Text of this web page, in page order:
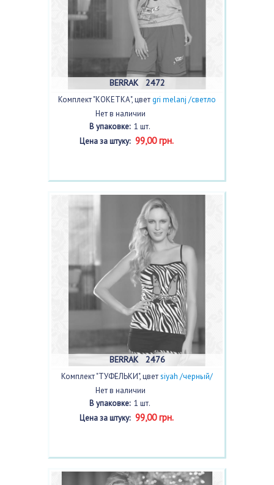
BERRAK 2472
Комплект "КОКЕТКА", цветgri melanj /светло
серый/
Нет в наличии
В упаковке:1 шт.
Цена за штуку:99,00 грн.
BERRAK 2476
Комплект "ТУФЕЛЬКИ", цветsiyah /черный/
Нет в наличии
В упаковке:1 шт.
Цена за штуку:99,00 грн.